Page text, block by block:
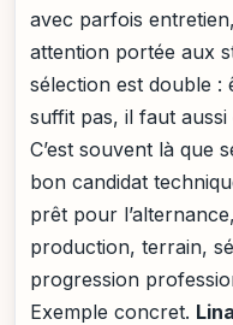
avec parfois
attention portée aux
sélection est double :
suffit pas, il faut
C’est souvent là que
bon candidat
prêt pour
production, terrain,
progression
Exemple concret. Lina